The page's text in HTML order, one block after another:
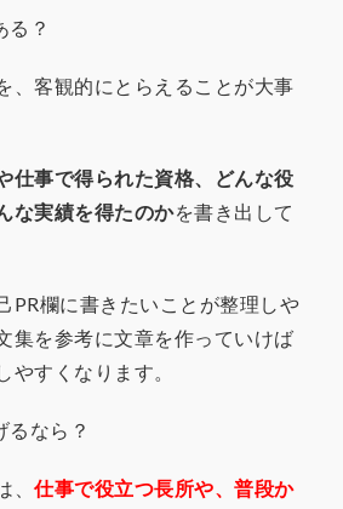
る？
、客観的にとらえることが大事
仕事で得られた資格、どんな役
な実績を得たのかを書き出して
PR欄に書きたいことが整理しや
集を参考に文章を作っていけば
やすくなります。
るなら？
仕事で役立つ長所や、普段か